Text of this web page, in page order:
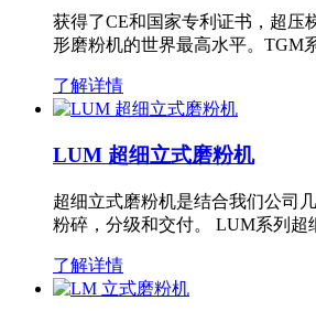
获得了CE和国家专利证书，超压
形磨粉机的世界最高水平。TGM
了解详情
LUM 超细立式磨粉机
超细立式磨粉机是结合我们公司
粉碎，分级和交付。 LUM系列
了解详情